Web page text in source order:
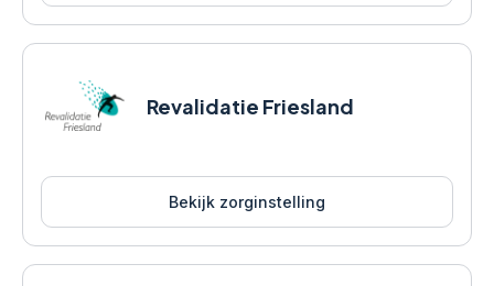
Revalidatie Friesland
Bekijk zorginstelling